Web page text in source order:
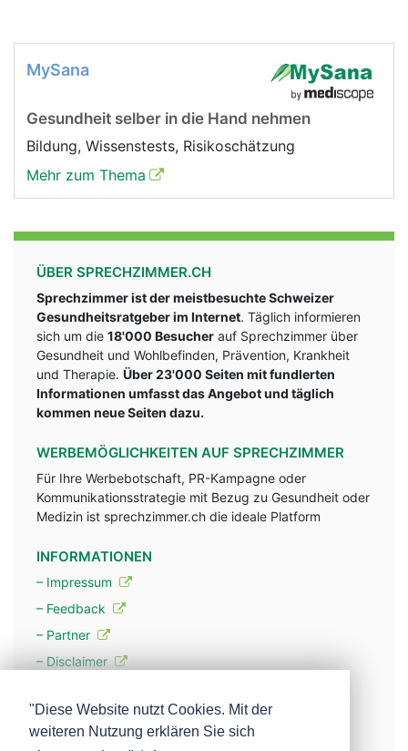
MySana
Gesundheit selber in die Hand nehmen
Bildung, Wissenstests, Risikoschätzung
Mehr zum Thema
ÜBER SPRECHZIMMER.CH
Sprechzimmer ist der meistbesuchte Schweizer
Gesundheitsratgeber im Internet. Täglich informieren
sich um die 18'000 Besucher auf Sprechzimmer über
Gesundheit und Wohlbefinden, Prävention, Krankheit
und Therapie. Über 23'000 Seiten mit fundlerten
Informationen umfasst das Angebot und täglich
kommen neue Seiten dazu.
WERBEMÖGLICHKEITEN AUF SPRECHZIMMER
Für Ihre Werbebotschaft, PR-Kampagne oder
Kommunikationsstrategie mit Bezug zu Gesundheit oder
Medizin ist sprechzimmer.ch die ideale Platform
INFORMATIONEN
– Impressum
– Feedback
– Partner
– Disclaimer
– Werbung
"Diese Website nutzt Cookies. Mit der
weiteren Nutzung erklären Sie sich